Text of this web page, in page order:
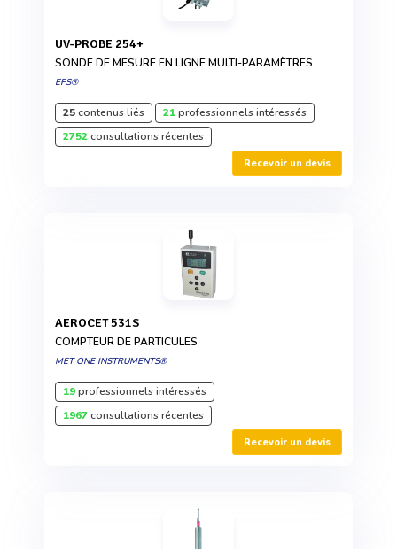
UV-PROBE 254+
SONDE DE MESURE EN LIGNE MULTI-PARAMÈTRES
EFS®
25contenus liés 21professionnels intéressés
2752consultations récentes
Recevoir un devis
AEROCET 531S
COMPTEUR DE PARTICULES
MET ONE INSTRUMENTS®
19professionnels intéressés
1967consultations récentes
Recevoir un devis